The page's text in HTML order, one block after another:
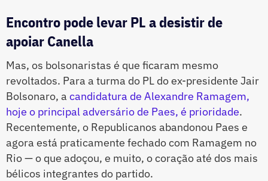
Encontro pode levar PL a desistir de
apoiar Canella
Mas, os bolsonaristas é que ficaram mesmo
revoltados. Para a turma do PL do ex-presidente Jair
Bolsonaro, a candidatura de Alexandre Ramagem,
hoje o principal adversário de Paes, é prioridade.
Recentemente, o Republicanos abandonou Paes e
agora está praticamente fechado com Ramagem no
Rio — o que adoçou, e muito, o coração até dos mais
bélicos integrantes do partido.